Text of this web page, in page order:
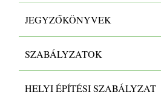
5. Apai elismerő nyilatkozat
jogállás rendezés)
JEGYZŐKÖNYVEK
SZABÁLYZATOK
HELYI ÉPÍTÉSI SZABÁLYZAT